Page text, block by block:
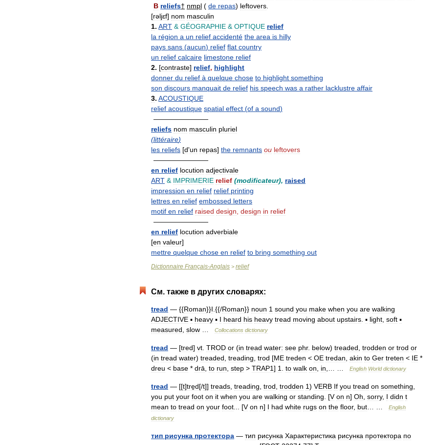
B reliefs† nmpl ( de repas) leftovers
[rəljɛf] nom masculin
1. ART & GÉOGRAPHIE & OPTIQUE relief
la région a un relief accidenté the area is hilly
pays sans (aucun) relief flat country
un relief calcaire limestone relief
2. [contraste] relief, highlight
donner du relief à quelque chose to highlight something
son discours manquait de relief his speech was a rather lacklustre affair
3. ACOUSTIQUE
relief acoustique spatial effect (of a sound)
————————
reliefs nom masculin pluriel
(littéraire)
les reliefs [d'un repas] the remnants ou leftovers
————————
en relief locution adjectivale
ART & IMPRIMERIE relief (modificateur), raised
impression en relief relief printing
lettres en relief embossed letters
motif en relief raised design design in relief
————————
en relief locution adverbiale
[en valeur]
mettre quelque chose en relief to bring something out
Dictionnaire Français-Anglais > relief
См. также в других словарях:
tread — {{Roman}}I .{{/Roman}} noun 1 sound you make when you are walking
ADJECTIVE ▪ heavy ▪ I heard his heavy tread moving about upstairs ▪ light soft ▪
measured slow Collocations dictionary
tread — [tred] vt TROD or (in tread water: see phr. below) treaded trodden or trod or
(in tread water) treaded treading trod [ME treden < OE tredan akin to Ger treten < IE *
dreu < base * drā to run step > TRAP1] 1 to walk on in English World dictionary
tread — [[t]tre̱d[/t]] treads treading trod trodden 1) VERB If you tread on something
you put your foot on it when you are walking or standing . [V on n] Oh sorry, I didn t
mean to tread on your foot ... [V on n] I had white rugs on the floor, but
English
dictionary
тип рисунка протектора — тип рисунка Характеристика рисунка протектора по